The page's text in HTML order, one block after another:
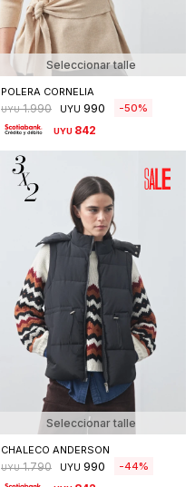
Seleccionar talle
POLERA CORNELIA
UYU 1.990 UYU 990 50
UYU 842
Seleccionar talle
CHALECO ANDERSON
UYU 1.790 UYU 990 44